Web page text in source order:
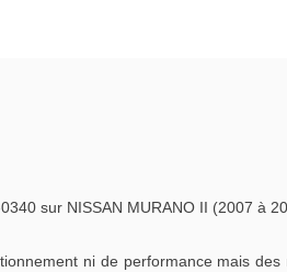
sur NISSAN MURANO II (2007 à
ni de performance mais